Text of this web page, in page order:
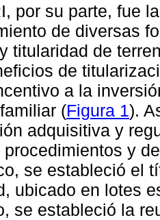
por su parte, fue
de diversas
titularidad de
de
a la
(Figura 1).
adquisitiva y
procedimientos y
se estableció el
ubicado en lotes
se estableció la